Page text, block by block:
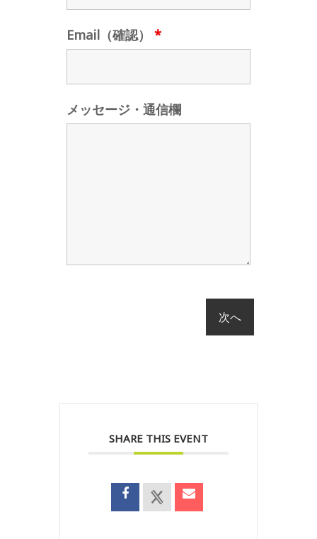
Email（確認） *
メッセージ・通信欄
SHARE THIS EVENT